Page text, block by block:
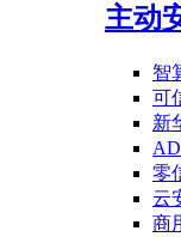
主动
智
可
新
零
云
商